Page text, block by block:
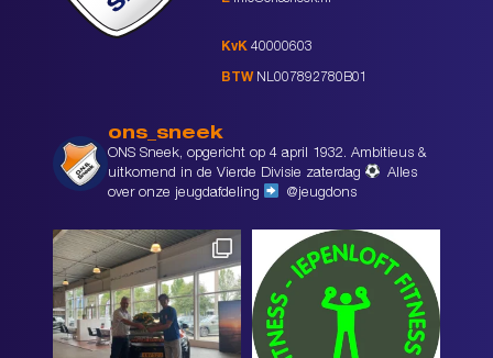
KvK 40000603
BTW NL007892780B01
ons_sneek
ONS Sneek, opgericht op 4 april 1932. Ambitieus &
uitkomend in de Vierde Divisie zaterdag
Alles
over onze jeugdafdeling
@jeugdons